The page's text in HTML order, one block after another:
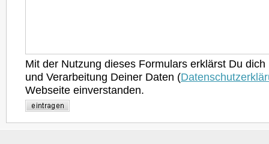
Mit der Nutzung dieses Formulars erklärst Du
und Verarbeitung Deiner Daten (
Webseite einverstanden.